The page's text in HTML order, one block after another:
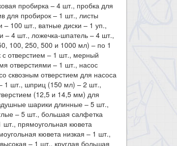
пробирка – 4 шт., пробка для
для пробирок – 1 шт., листы
– 100 шт., ватные диски – 1 уп.,
– 4 шт., ложечка-шпатель – 4 шт.,
100, 250, 500 и 1000 мл) – по 1
с отверстием – 1 шт., мерный
отверстиями – 1 шт., насос
сквозным отверстием для насоса
1 шт., шприц (150 мл) – 2 шт.,
(12,5 и 14,5 мм) для
шарики длинные – 5 шт.,
– 5 шт., большая салфетка
шт., прямоугольная кювета
кювета низкая – 1 шт.,
– 1 шт., круглая большая